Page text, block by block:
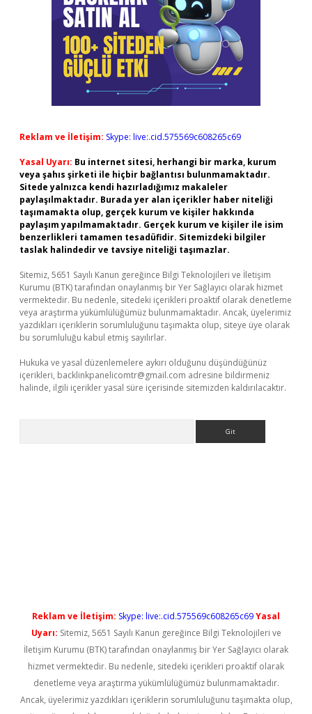
Reklam ve İletişim: Skype: live:.cid.575569c608265c69
Yasal Uyarı: Bu internet sitesi, herhangi bir marka, kurum
veya şahıs şirketi ile hiçbir bağlantısı bulunmamaktadır.
Sitede yalnızca kendi hazırladığımız makaleler
paylaşılmaktadır. Burada yer alan içerikler haber niteliği
taşımamakta olup, gerçek kurum ve kişiler hakkında
paylaşım yapılmamaktadır. Gerçek kurum ve kişiler ile isim
benzerlikleri tamamen tesadüfidir. Sitemizdeki bilgiler
taslak halindedir ve tavsiye niteliği taşımazlar.
Sitemiz, 5651 Sayılı Kanun gereğince Bilgi Teknolojileri ve İletişim
Kurumu (BTK) tarafından onaylanmış bir Yer Sağlayıcı olarak hizmet
vermektedir. Bu nedenle, sitedeki içerikleri proaktif olarak denetleme
veya araştırma yükümlülüğümüz bulunmamaktadır. Ancak, üyelerimiz
yazdıkları içeriklerin sorumluluğunu taşımakta olup, siteye üye olarak
bu sorumluluğu kabul etmiş sayılırlar.
Hukuka ve yasal düzenlemelere aykırı olduğunu düşündüğünüz
içerikleri, backlinkpanelicomtr@gmail.com adresine bildirmeniz
halinde, ilgili içerikler yasal süre içerisinde sitemizden kaldırılacaktır.
Reklam ve İletişim: Skype: live:.cid.575569c608265c69Yasal
Uyarı: Sitemiz, 5651 Sayılı Kanun gereğince Bilgi Teknolojileri ve
İletişim Kurumu (BTK) tarafından onaylanmış bir Yer Sağlayıcı olarak
hizmet vermektedir. Bu nedenle, sitedeki içerikleri proaktif olarak
denetleme veya araştırma yükümlülüğümüz bulunmamaktadır.
Ancak, üyelerimiz yazdıkları içeriklerin sorumluluğunu taşımakta olup,